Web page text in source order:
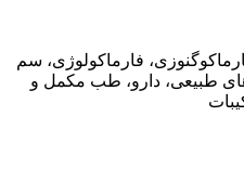
فارماکولوژی، سم
دارو، طب مکمل و